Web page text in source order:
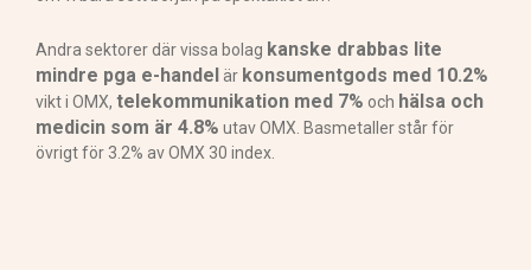
Andra sektorer där vissa bolag kanske drabbas lite
mindre pga e-handelär konsumentgods med 10.2%
vikt i OMX, telekommunikation med 7% och hälsa och
medicin som är 4.8% utav OMX. Basmetaller står för
övrigt för 3.2% av OMX 30 index.